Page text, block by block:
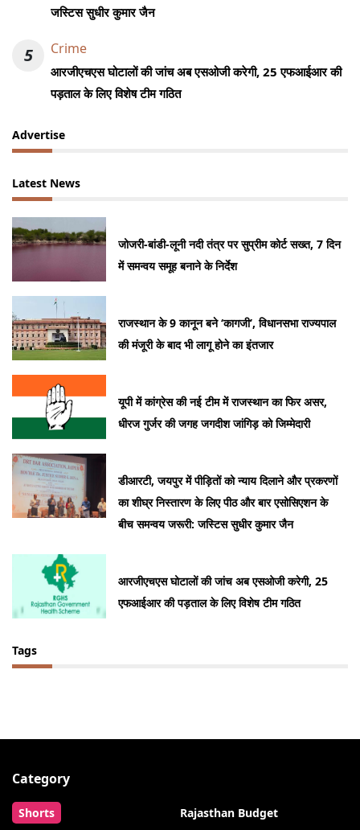
जस्टिस सुधीर कुमार जैन
5 Crime
आरजीएचएस घोटालों की जांच अब एसओजी करेगी, 25 एफआईआर की
पड़ताल के लिए विशेष टीम गठित
Advertise
Latest News
जोजरी-बांडी-लूनी नदी तंत्र पर सुप्रीम कोर्ट सख्त, 7 दिन
में समन्वय समूह बनाने के निर्देश
राजस्थान के 9 कानून बने ‘कागजी’, विधानसभा राज्यपाल
की मंजूरी के बाद भी लागू होने का इंतजार
यूपी में कांग्रेस की नई टीम में राजस्थान का फिर असर,
धीरज गुर्जर की जगह जगदीश जांगिड़ को जिम्मेदारी
डीआरटी, जयपुर में पीड़ितों को न्याय दिलाने और प्रकरणों
का शीघ्र निस्तारण के लिए पीठ और बार एसोसिएशन के
बीच समन्वय जरूरी: जस्टिस सुधीर कुमार जैन
आरजीएचएस घोटालों की जांच अब एसओजी करेगी, 25
एफआईआर की पड़ताल के लिए विशेष टीम गठित
Tags
Category
Shorts
Rajasthan Budget